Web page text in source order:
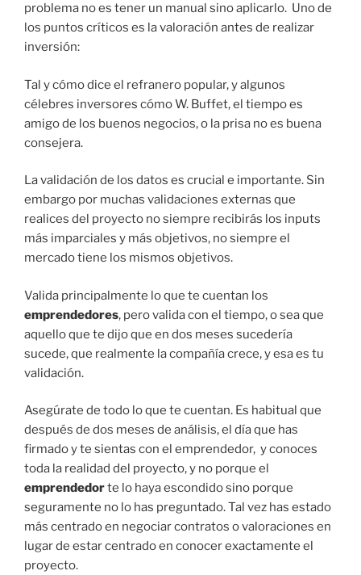
problema no es tener un manual sino aplicarlo. Uno de
los puntos críticos es la valoración antes de realizar
inversión:
Tal y cómo dice el refranero popular, y algunos
célebres inversores cómo W. Buffet, el tiempo es
amigo de los buenos negocios, o la prisa no es buena
consejera.
La validación de los datos es crucial e importante. Sin
embargo por muchas validaciones externas que
realices del proyecto no siempre recibirás los inputs
más imparciales y más objetivos, no siempre el
mercado tiene los mismos objetivos.
Valida principalmente lo que te cuentan los
emprendedores, pero valida con el tiempo, o sea que
aquello que te dijo que en dos meses sucedería
sucede, que realmente la compañía crece, y esa es tu
validación.
Asegúrate de todo lo que te cuentan. Es habitual que
después de dos meses de análisis, el día que has
firmado y te sientas con el emprendedor, y conoces
toda la realidad del proyecto, y no porque el
emprendedorte lo haya escondido sino porque
seguramente no lo has preguntado. Tal vez has estado
más centrado en negociar contratos o valoraciones en
lugar de estar centrado en conocer exactamente el
proyecto.